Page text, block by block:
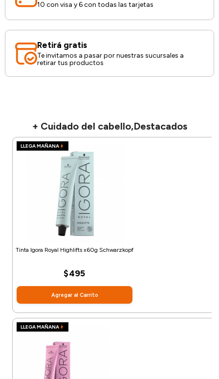
10 con visa y 6 con todas las tarjetas
Retirá gratis
Te invitamos a pasar por nuestras sucursales a
retirar tus productos
+ Cuidado del cabello,Destacados
LLEGA MAÑANA
Tinta Igora Royal Highlifts x60g Schwarzkopf
$495
Agregar al Carrito
LLEGA MAÑANA